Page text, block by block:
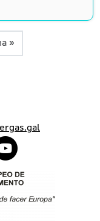
»Última páxina